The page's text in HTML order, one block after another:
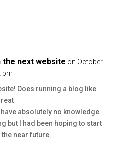
next website on October
pm
Does running a blog like
absolutely no knowledge
but I had been hoping to start
near future.